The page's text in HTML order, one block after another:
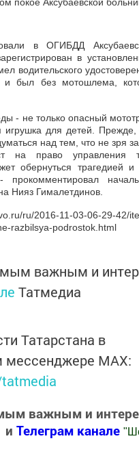
покое Аксубаевской
в ОГИБДД
в
водительского
и был без мотошлема,
- не только опасный
для детей. Прежде,
над тем, что не зря
на право управления
обернуться трагедией и
прокомментировал
Нияз Гималетдинов.
ru/2016-11-03-06-29-42/
razbilsya-podrostok.html
важным и
Татмедиа
Татарстана в
мессенджере MАХ:
важным и
и Телеграм канале "